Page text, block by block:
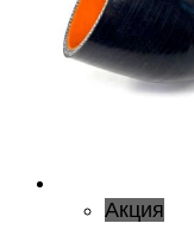
Акция